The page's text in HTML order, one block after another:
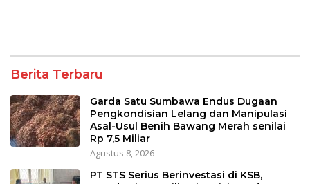
Berita Terbaru
Garda Satu Sumbawa Endus Dugaan
Pengkondisian Lelang dan Manipulasi
Asal-Usul Benih Bawang Merah senilai
Rp 7,5 Miliar
Agustus 8, 2026
PT STS Serius Berinvestasi di KSB,